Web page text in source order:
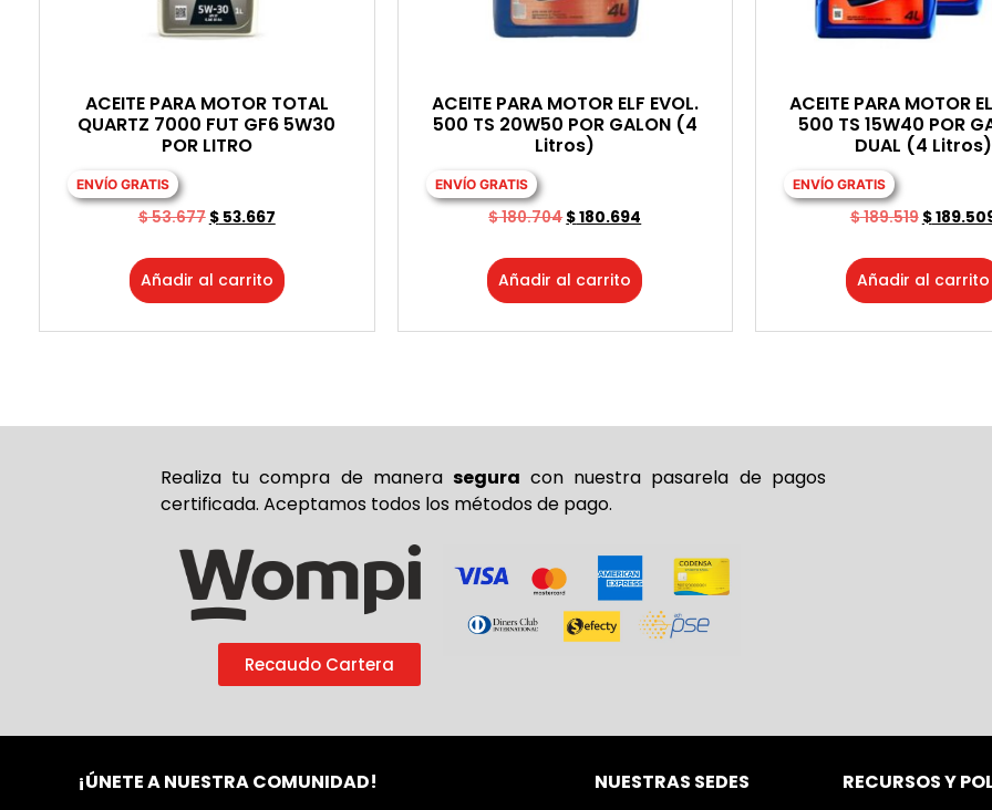
ACEITE PARA MOTOR TOTAL
QUARTZ 7000 FUT GF6 5W30
POR LITRO
ENVÍO GRATIS
$53.677 $53.667
Añadir al carrito
ACEITE PARA MOTOR ELF EVOL.
500 TS 20W50 POR GALON (4
Litros)
ENVÍO GRATIS
$180.704$180.694
Añadir al carrito
ACEITE PARA MOTOR
500 TS 15W40 POR
DUAL (4 Litros)
ENVÍO GRATIS
$189.519 $
Añadir al carrito
Realiza tu compra de manera segura con nuestra pasarela de pagos
certificada. Aceptamos todos los métodos de pago.
Recaudo Cartera
¡ÚNETE A NUESTRA COMUNIDAD! NUESTRAS SEDES RECURSOS Y